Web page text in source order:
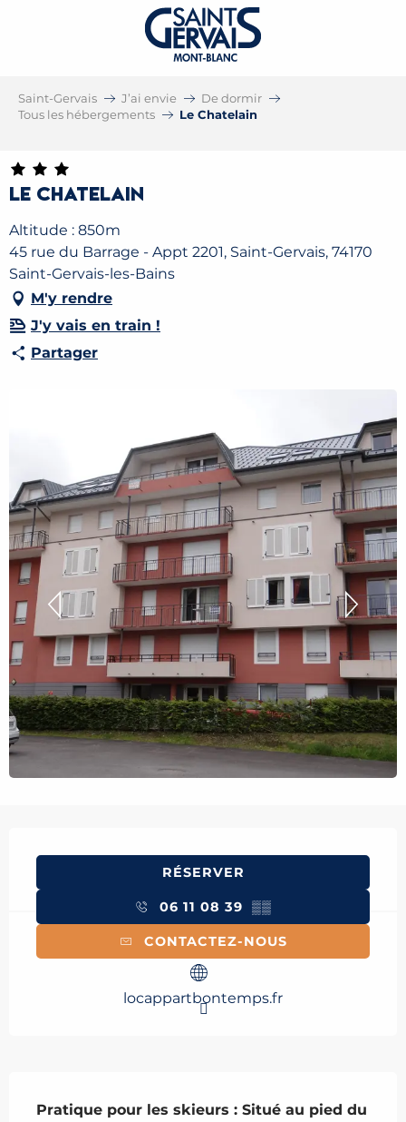
Saint-Gervais J’ai envie
De dormir
Tous les hébergements
Le Chatelain
Le Chatelain
Altitude : 850m
45 rue du Barrage - Appt 2201, Saint-Gervais, 74170
Saint-Gervais-les-Bains
M'y rendre
J'y vais en train !
Partager
RÉSERVER
06 11 08 39 ▒▒
CONTACTEZ-NOUS
locappartbontemps.fr
Pratique pour les skieurs : Situé au pied du